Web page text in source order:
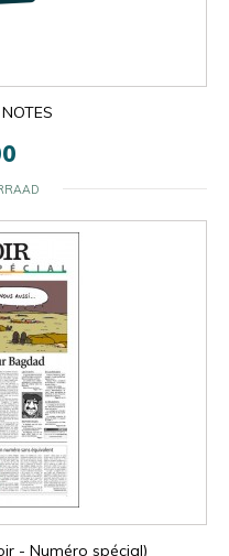
- Numéro spécial)